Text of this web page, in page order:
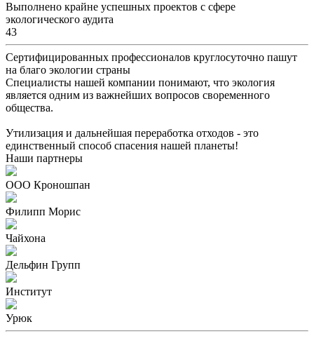
Выполнено крайне успешных проектов с сфере
экологического аудита
43
Сертифицированных профессионалов круглосуточно пашут
на благо экологии страны
Специалисты нашей компании понимают, что экология
является одним из важнейших вопросов своременного
общества.
Утилизация и дальнейшая переработка отходов - это
единственный способ спасения нашей планеты!
Наши партнеры
ООО Кроношпан
Филипп Морис
Чайхона
Дельфин Групп
Институт
Урюк